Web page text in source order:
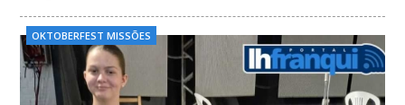
OKTOBERFEST MISSÕES